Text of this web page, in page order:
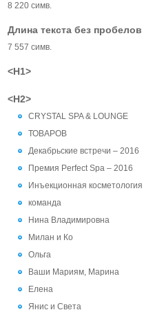
8 220 симв.
Длина текста без пробелов
7 557 симв.
<H1>
<H2>
CRYSTAL SPA & LOUNGE
ТОВАРОВ
Декабрьские встречи – 2016
Премия Perfect Spa – 2016
Инъекционная косметология
команда
Нина Владимировна
Милан и Ко
Ольга
Ваши Мариям, Марина
Елена
Янис и Света